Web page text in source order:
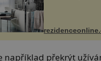
například překrýt